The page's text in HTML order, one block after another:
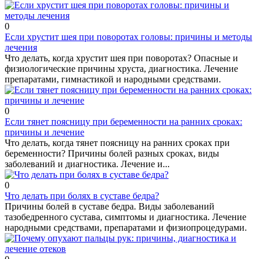
0
Если хрустит шея при поворотах головы: причины и методы
лечения
Что делать, когда хрустит шея при поворотах? Опасные и
физиологические причины хруста, диагностика. Лечение
препаратами, гимнастикой и народными средствами.
0
Если тянет поясницу при беременности на ранних сроках:
причины и лечение
Что делать, когда тянет поясницу на ранних сроках при
беременности? Причины болей разных сроках, виды
заболеваний и диагностика. Лечение и...
0
Что делать при болях в суставе бедра?
Причины болей в суставе бедра. Виды заболеваний
тазобедренного сустава, симптомы и диагностика. Лечение
народными средствами, препаратами и физиопроцедурами.